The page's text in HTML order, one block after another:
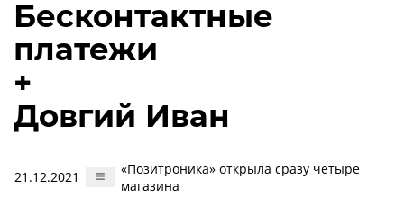
Бесконтактные
платежи
+
Довгий Иван
21.12.2021
«Позитроника» открыла сразу четыре
магазина